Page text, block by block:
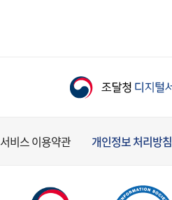
서비스 이용약관 개인정보 처리방침